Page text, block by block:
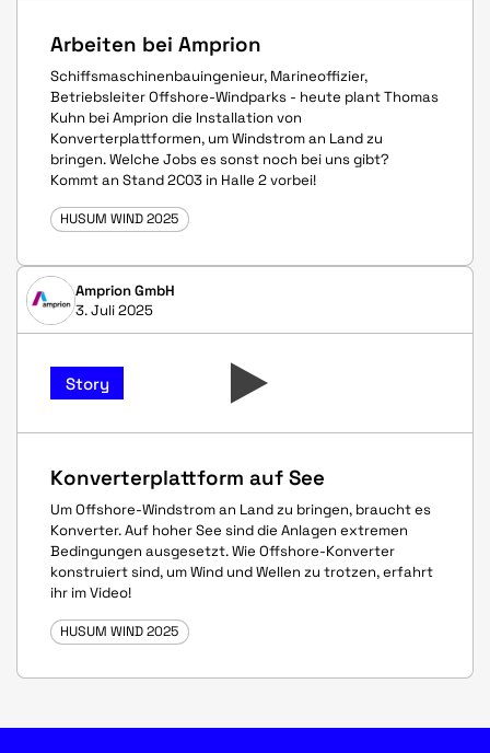
Arbeiten bei Amprion
Schiffsmaschinenbauingenieur, Marineoffizier,
Betriebsleiter Offshore-Windparks - heute plant Thomas
Kuhn bei Amprion die Installation von
Konverterplattformen, um Windstrom an Land zu
bringen. Welche Jobs es sonst noch bei uns gibt?
Kommt an Stand 2C03 in Halle 2 vorbei!
HUSUM WIND 2025
Amprion GmbH
3. Juli 2025
Story
Konverterplattform auf See
Um Offshore-Windstrom an Land zu bringen, braucht es
Konverter. Auf hoher See sind die Anlagen extremen
Bedingungen ausgesetzt. Wie Offshore-Konverter
konstruiert sind, um Wind und Wellen zu trotzen, erfahrt
ihr im Video!
HUSUM WIND 2025